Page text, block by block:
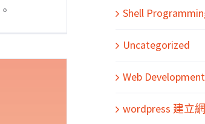
Shell
Uncategorized
Web Development
wordpress 建立